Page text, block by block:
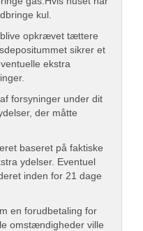
kul.
opkrævet tættere
sikrer et
ekstra
forsyninger under dit
der måtte
baseret på faktiske
ydelser. Eventuel
inden for 21 dage
en forudbetaling for
omstændigheder ville